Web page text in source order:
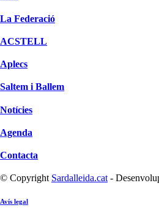
La Federació
ACSTELL
Aplecs
Saltem i Ballem
Notícies
Agenda
Contacta
© Copyright Sardalleida.cat-
Avís legal